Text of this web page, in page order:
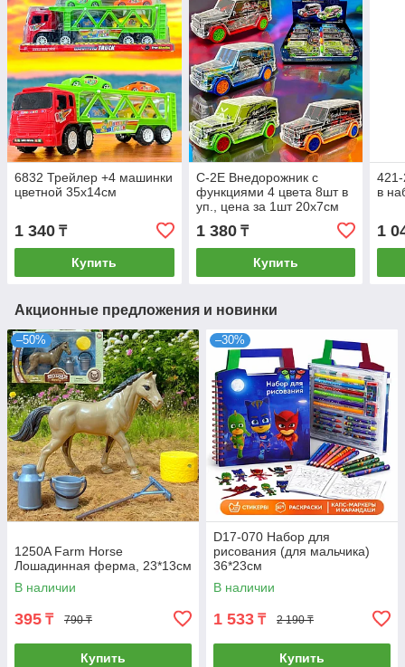
6832 Трейлер +4 машинки
цветной 35х14см
1 340 ₸
Купить
C-2E Внедорожник с
функциями 4 цвета 8шт в
уп., цена за 1шт 20х7см
1 380₸
Купить
в
1
Акционные предложения и новинки
–50%
1250A Farm Horse
Лошадинная ферма, 23*13см
В наличии
395 ₸ 790 ₸
Купить
–30%
D17-070 Набор для
рисования (для мальчика)
36*23см
В наличии
1 533 ₸ 2 190 ₸
Купить